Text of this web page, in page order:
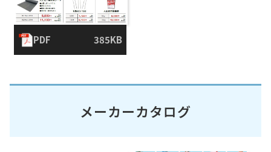
PDF 385KB
メーカーカタログ